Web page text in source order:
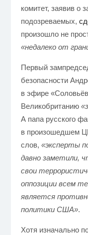
комитет, заявив о
подозреваемых,
произошло не
«недалеко от
Первый
безопасности
в эфире
Великобританию
А папа русского
в произошедшем
слов, «эксперты
давно заметили,
свои
оппозиции всем
является
политики США».
Хотя изначально